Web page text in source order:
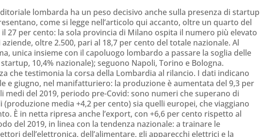
lombarda ha un peso decisivo anche sulla presenza di startup
come si legge nell’articolo qui accanto, oltre un quarto del
27 per cento: la sola provincia di Milano ospita il numero più elevato
oltre 2.500, pari al 18,7 per cento del totale nazionale. Al
unica insieme con il capoluogo lombardo a passare la soglia delle
10,4% nazionale); seguono Napoli, Torino e Bologna.
che testimonia la corsa della Lombardia al rilancio. I dati indicano
e giugno, nel manifatturiero: la produzione è aumentata del 9,3 per
medi del 2019, periodo pre-Covid: sono numeri che superano di
media +4,2 per cento) sia quelli europei, che viaggiano
È in netta ripresa anche l’export, con +6,6 per cento rispetto al
del 2019, in linea con la tendenza nazionale: a trainare le
dell’elettronica, dell’alimentare, gli apparecchi elettrici e la